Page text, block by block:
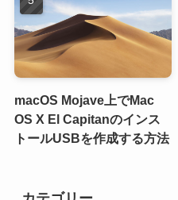
macOS Mojave上でMac
OS X El Capitanのインス
トールUSBを作成する方法